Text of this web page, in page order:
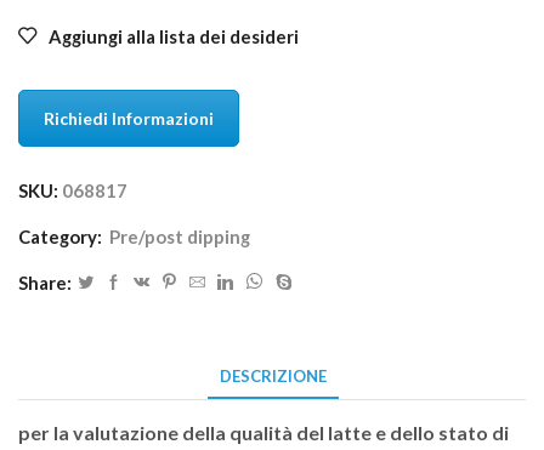
Aggiungi alla lista dei desideri
Richiedi Informazioni
SKU: 068817
Category: Pre/post dipping
Share:
DESCRIZIONE
per la valutazione della qualità del latte e dello stato di